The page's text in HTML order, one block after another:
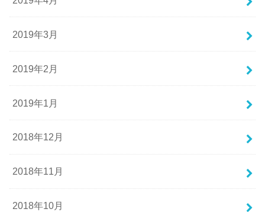
2019年3月
2019年2月
2019年1月
2018年12月
2018年11月
2018年10月